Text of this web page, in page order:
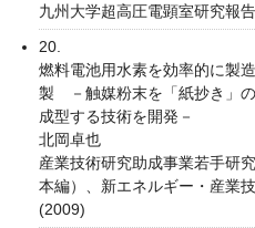
九州大学超高圧電顕室研究報告,
20.
燃料電池用水素を効率的に製
製 －触媒粉末を「紙抄き」
成型する技術を開発－
北岡卓也
産業技術研究助成事業若手研
本編）、新エネルギー・産業
(2009)